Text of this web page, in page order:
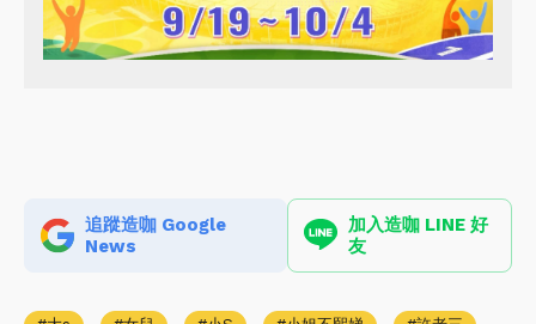
追蹤造咖 Google
News
加入造咖 LINE 好
友